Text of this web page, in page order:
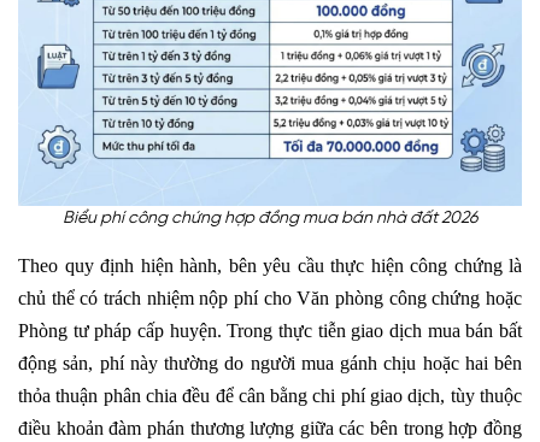
Biểu phí công chứng hợp đồng mua bán nhà đất 2026
Theo quy định hiện hành, bên yêu cầu thực hiện công chứng là
chủ thể có trách nhiệm nộp phí cho Văn phòng công chứng hoặc
Phòng tư pháp cấp huyện. Trong thực tiễn giao dịch mua bán bất
động sản, phí này thường do người mua gánh chịu hoặc hai bên
thỏa thuận phân chia đều để cân bằng chi phí giao dịch, tùy thuộc
điều khoản đàm phán thương lượng giữa các bên trong hợp đồng